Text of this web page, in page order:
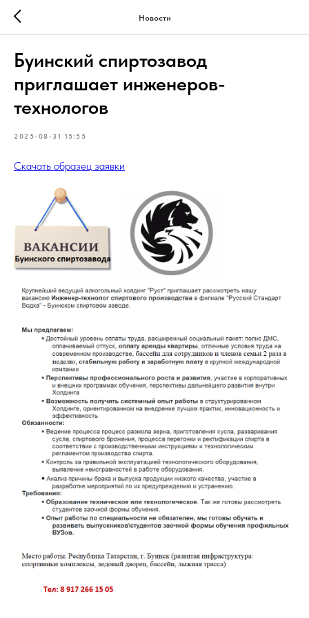
Новости
Буинский спиртозавод
приглашает инженеров-
технологов
2025-08-31 15:55
Скачать образец заявки